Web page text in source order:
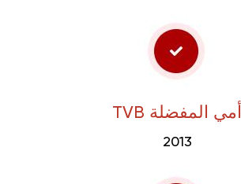
TVB أمي المفضلة
2013